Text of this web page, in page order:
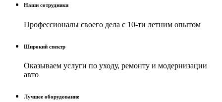
Наши сотрудники
Профессионалы своего дела с 10-ти летним опытом
Широкий спектр
Оказываем услуги по уходу, ремонту и модернизации
авто
Лучшее оборудование